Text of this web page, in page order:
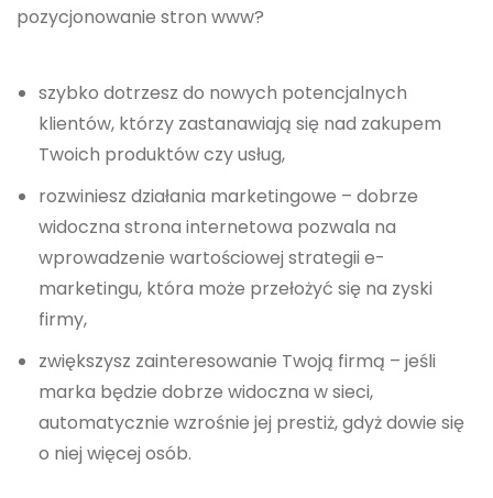
pozycjonowanie stron www?
szybko dotrzesz do nowych potencjalnych
klientów, którzy zastanawiają się nad zakupem
Twoich produktów czy usług,
rozwiniesz działania marketingowe – dobrze
widoczna strona internetowa pozwala na
wprowadzenie wartościowej strategii e-
marketingu, która może przełożyć się na zyski
firmy,
zwiększysz zainteresowanie Twoją firmą – jeśli
marka będzie dobrze widoczna w sieci,
automatycznie wzrośnie jej prestiż, gdyż dowie się
o niej więcej osób.